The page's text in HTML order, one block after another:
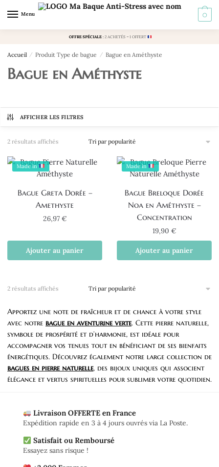
navigation
content
Menu 0
OFFRE SPÉCIALE:2 ACHETÉS = 1 OFFERT
Accueil / Produit Type de bague / Bague en Améthyste
Bague en Améthyste
AFFICHER LES FILTRES
2 résultats affichés
popularité
Made in
Bague Greta Dorée –
Amethyste
26,97€
Ajouter au panier
Made in
Bague Breloque Dorée
Noa en Améthyste –
Concentration
19,90 €
Ajouter au panier
2 résultats affichés
Apportez une note de fraîcheur et de chance à votre style
avec notre bague en aventurine verte. Cette pierre naturelle,
symbole de prospérité et d’harmonie, est idéale pour
accompagner vos tenues tout en bénéficiant de ses bienfaits
énergétiques. Découvrez également notre large collection de
bagues en pierre naturelle, des bijoux uniques qui associent
élégance et vertus spirituelles pour sublimer votre quotidien.
Livraison OFFERTE en France
Expédition rapide en 3 à 4 jours ouvrés via La Poste.
Satisfait ou Remboursé
Essayez sans risque !